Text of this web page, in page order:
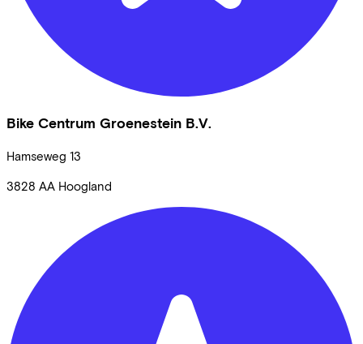
Bike Centrum Groenestein B.V.
Hamseweg 13
3828 AA Hoogland